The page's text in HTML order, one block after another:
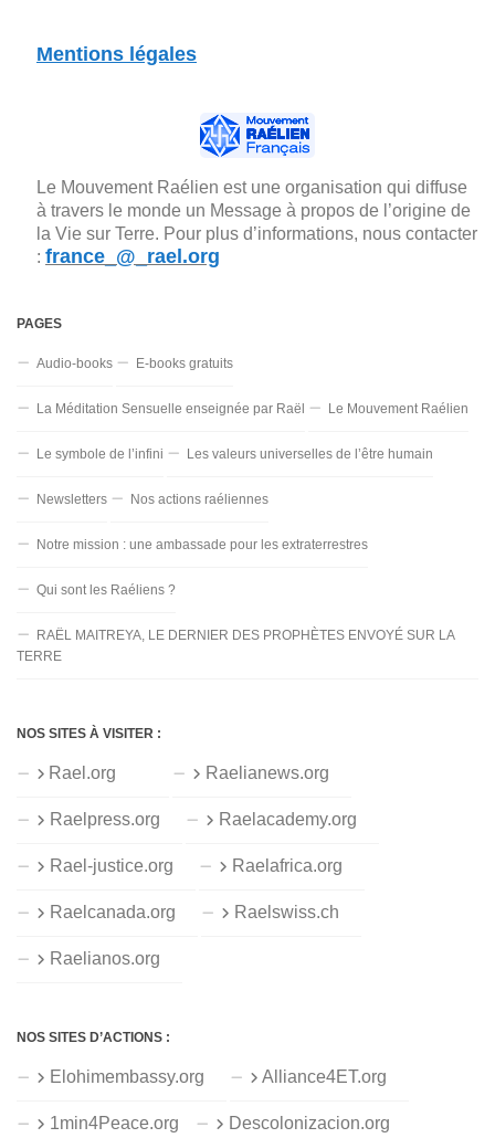
Mentions légales
Le Mouvement Raélien est une organisation qui diffuse
à travers le monde un Message à propos de l’origine de
la Vie sur Terre. Pour plus d’informations, nous contacter
: france_@_rael.org
PAGES
Audio-books E-books gratuits
La Méditation Sensuelle enseignée par Raël Le Mouvement Raélien
Le symbole de l’infini Les valeurs universelles de l’être humain
Newsletters Nos actions raéliennes
Notre mission : une ambassade pour les extraterrestres
Qui sont les Raéliens ?
RAËL MAITREYA, LE DERNIER DES PROPHÈTES ENVOYÉ SUR LA
TERRE
NOS SITES À VISITER :
Rael.org Raelianews.org
Raelpress.org Raelacademy.org
Rael-justice.org Raelafrica.org
Raelcanada.org Raelswiss.ch
Raelianos.org
NOS SITES D’ACTIONS :
Elohimembassy.org Alliance4ET.org
1min4Peace.org Descolonizacion.org